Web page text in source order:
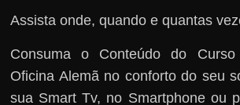
Assista onde, quando e quantas
Consuma o Conteúdo do
Oficina Alemã no conforto do seu
sua Smart Tv, no Smartphone ou